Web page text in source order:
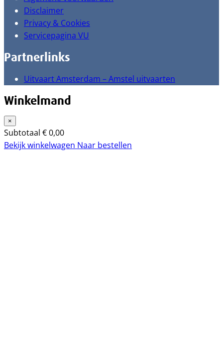
Disclaimer
Privacy & Cookies
Servicepagina VU
Partnerlinks
Uitvaart Amsterdam – Amstel uitvaarten
Winkelmand
×
Subtotaal €0,00
Bekijk winkelwagen Naar bestellen